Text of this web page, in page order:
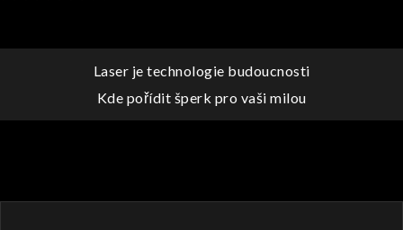
Navigace
pro
Laser je technologie budoucnosti
Kde pořídit šperk pro vaši milou